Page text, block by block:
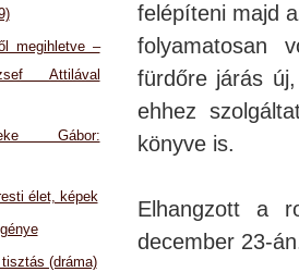
felépíteni majd
folyamatosan
fürdőre járás
ehhez
könyve is.
Elhangzott a
december 23-
megihletve –
Attilával
Gábor:
élet, képek
(dráma)